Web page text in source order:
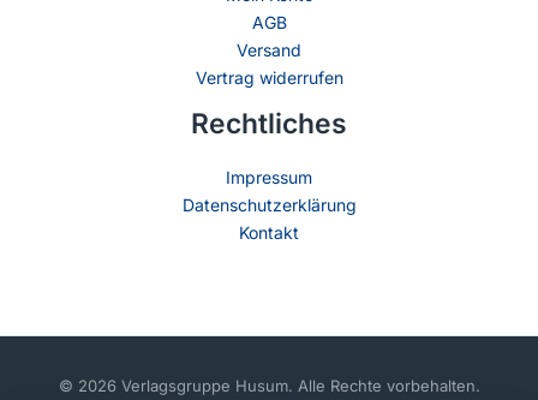
AGB
Versand
Vertrag widerrufen
Rechtliches
Impressum
Datenschutzerklärung
Kontakt
© 2026 Verlagsgruppe Husum. Alle Rechte vorbehalten.